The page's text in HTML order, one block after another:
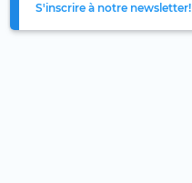
S'inscrire à notre newsletter!